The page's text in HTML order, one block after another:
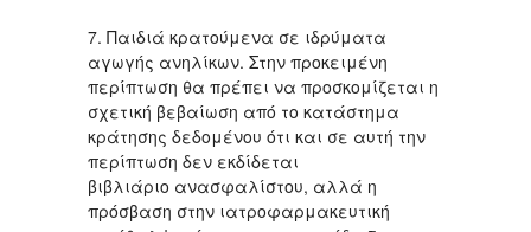
7. Παιδιά κρατούμενα σε ιδρύματα
αγωγής ανηλίκων. Στην προκειμένη
περίπτωση θα πρέπει να προσκομίζεται η
σχετική βεβαίωση από το κατάστημα
κράτησης δεδομένου ότι και σε αυτή την
περίπτωση δεν εκδίδεται
βιβλιάριο ανασφαλίστου, αλλά η
πρόσβαση στην ιατροφαρμακευτική